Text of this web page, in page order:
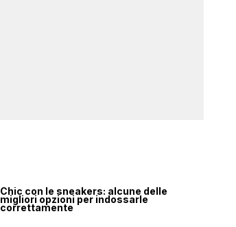
Chic con le sneakers: alcune delle
migliori opzioni per indossarle
correttamente